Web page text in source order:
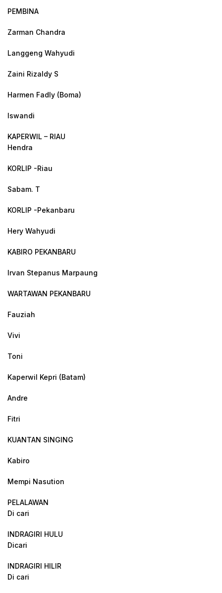
PEMBINA
Zarman Chandra
Langgeng Wahyudi
Zaini Rizaldy S
Harmen Fadly (Boma)
Iswandi
KAPERWIL – RIAU
Hendra
KORLIP -Riau
Sabam. T
KORLIP -Pekanbaru
Hery Wahyudi
KABIRO PEKANBARU
Irvan Stepanus Marpaung
WARTAWAN PEKANBARU
Fauziah
Vivi
Toni
Kaperwil Kepri (Batam)
Andre
Fitri
KUANTAN SINGING
Kabiro
Mempi Nasution
PELALAWAN
Di cari
INDRAGIRI HULU
Dicari
INDRAGIRI HILIR
Di cari